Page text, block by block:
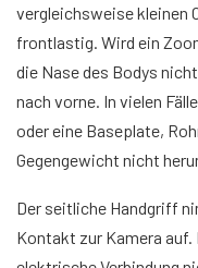
vergleichsweise kleinen
frontlastig. Wird ein
die Nase des Bodys
nach vorne. In vielen
oder eine Baseplate,
Gegengewicht nicht
Der seitliche Handgriff
Kontakt zur Kamera